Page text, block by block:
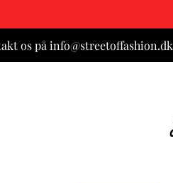
os på info@streetoffashion.dk